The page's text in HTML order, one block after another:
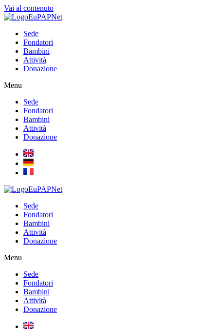
Vai al contenuto
Sede
Fondatori
Bambini
Attività
Donazione
Menu
Sede
Fondatori
Bambini
Attività
Donazione
Sede
Fondatori
Bambini
Attività
Donazione
Menu
Sede
Fondatori
Bambini
Attività
Donazione